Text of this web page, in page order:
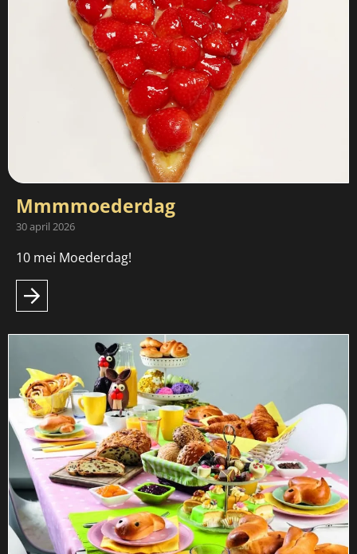
Mmmmoederdag
30 april 2026
10 mei Moederdag!